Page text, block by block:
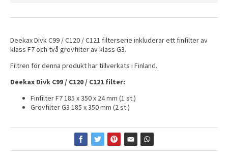
Deekax Divk C99 / C120 / C121 filterserie inkluderar ett finfilter av
klass F7 och två grovfilter av klass G3.
Filtren för denna produkt har tillverkats i Finland.
Deekax Divk C99 / C120 / C121 filter:
Finfilter F7 185 x 350 x 24 mm (1 st.)
Grovfilter G3 185 x 350 mm (2 st.)